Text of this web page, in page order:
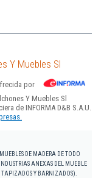
Y Muebles Sl
por
Y Muebles Sl
de INFORMA D&B S.A.U.
DE MADERA DE TODO
ANEXAS DEL MUEBLE
Y BARNIZADOS).